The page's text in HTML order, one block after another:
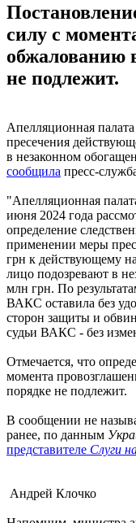
силу с
обжалованию
не подлежит.
Апелляционная
пресечения
в незаконном
сообщила пресс-
"Апелляционная
июня 2024 года
определение
применении меры
грн к действующему
лицо подозревают в
млн грн. По
ВАКС оставила без
сторон защиты и
судьи ВАКС - без
Отмечается, что
момента
порядке не подлежит.
В сообщении не
ранее, по данным
представителе Слуги
Андрей Клочко